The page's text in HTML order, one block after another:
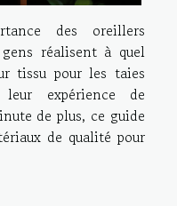
des oreillers
réalisent à quel
tissu pour les taies
expérience de
de plus, ce guide
de qualité pour